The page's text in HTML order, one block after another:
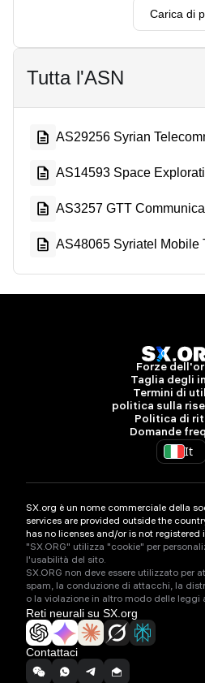
Carica di
Tutta l'ASN
AS3257 GTT
AS48065 Syriatel Mobile
Forze
Taglia degli
Termini di
politica sulla
Politica di
Domande
It
SX.org è un nome commerciale della
services are provided outside the
has no licenses and/or is not registered
"SX.ORG" utilizza "cookie" per
l'usabilità del sito.
SX.ORG non deve essere utilizzato per
spam, la conduzione di attacchi, la
o la violazione in altro modo delle leggi
Reti neurali su SX.org
Contattaci